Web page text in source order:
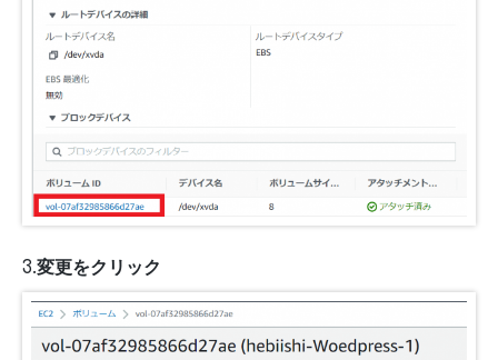
3.変更をクリック